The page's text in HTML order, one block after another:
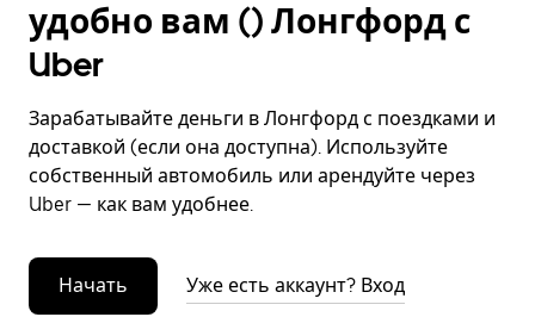
удобно вам () Лонгфорд с
Uber
Зарабатывайте деньги в Лонгфорд с поездками и
доставкой (если она доступна). Используйте
собственный автомобиль или арендуйте через
Uber — как вам удобнее.
Начать Уже есть аккаунт? Вход